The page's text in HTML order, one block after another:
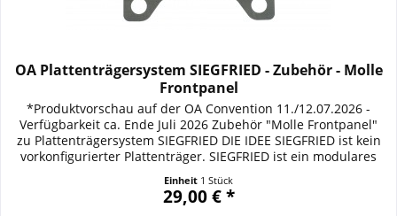
OA Plattenträgersystem SIEGFRIED - Zubehör - Molle
Frontpanel
*Produktvorschau auf der OA Convention 11./12.07.2026 -
Verfügbarkeit ca. Ende Juli 2026 Zubehör "Molle Frontpanel"
zu Plattenträgersystem SIEGFRIED DIE IDEE SIEGFRIED ist kein
vorkonfigurierter Plattenträger. SIEGFRIED ist ein modulares
seines Trägers anpasst. Vom verdeckten bzw. diskreten
Ballistikschutz unter einer...
Einheit 1 Stück
29,00 € *